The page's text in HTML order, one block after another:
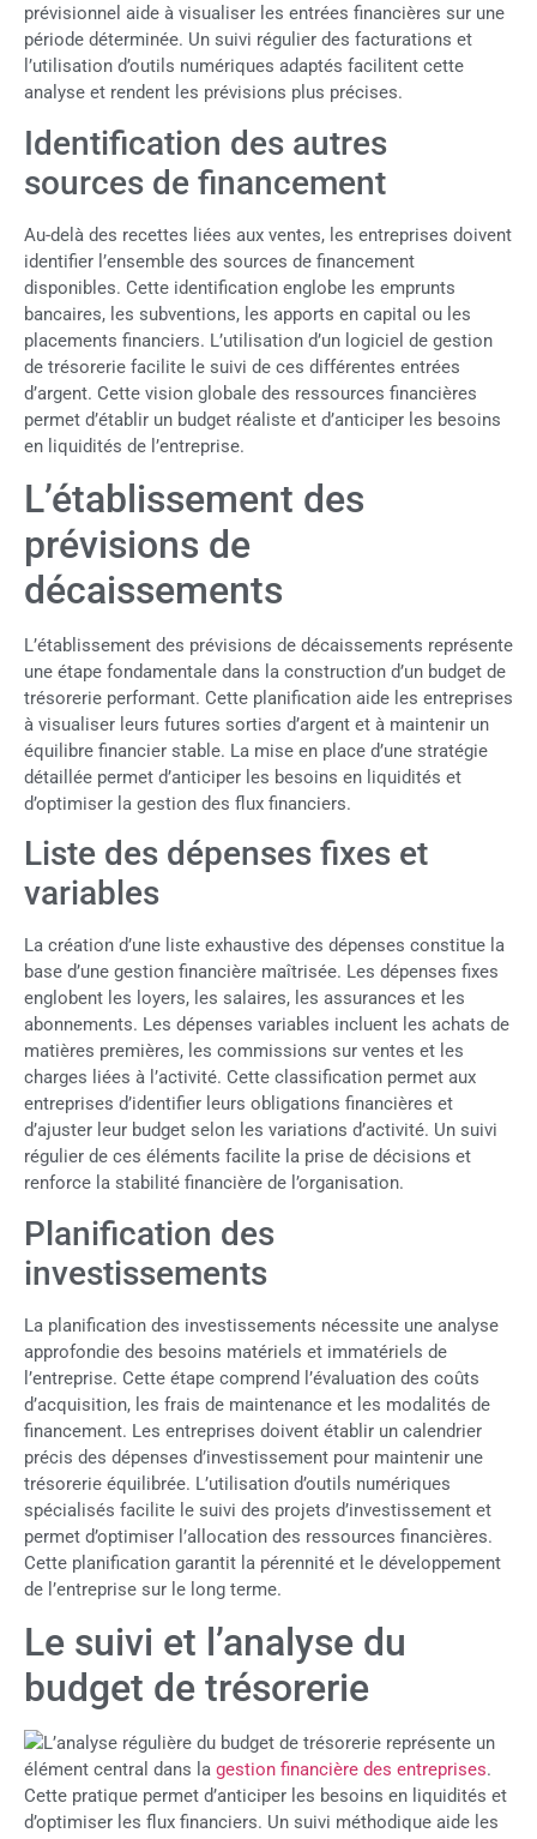
prévisionnel aide à visualiser les entrées financières sur une
période déterminée. Un suivi régulier des facturations et
l’utilisation d’outils numériques adaptés facilitent cette
analyse et rendent les prévisions plus précises.
Identification des autres
sources de financement
Au-delà des recettes liées aux ventes, les entreprises doivent
identifier l’ensemble des sources de financement
disponibles. Cette identification englobe les emprunts
bancaires, les subventions, les apports en capital ou les
placements financiers. L’utilisation d’un logiciel de gestion
de trésorerie facilite le suivi de ces différentes entrées
d’argent. Cette vision globale des ressources financières
permet d’établir un budget réaliste et d’anticiper les besoins
en liquidités de l’entreprise.
L’établissement des
prévisions de
décaissements
L’établissement des prévisions de décaissements représente
une étape fondamentale dans la construction d’un budget de
trésorerie performant. Cette planification aide les entreprises
à visualiser leurs futures sorties d’argent et à maintenir un
équilibre financier stable. La mise en place d’une stratégie
détaillée permet d’anticiper les besoins en liquidités et
d’optimiser la gestion des flux financiers.
Liste des dépenses fixes et
variables
La création d’une liste exhaustive des dépenses constitue la
base d’une gestion financière maîtrisée. Les dépenses fixes
englobent les loyers, les salaires, les assurances et les
abonnements. Les dépenses variables incluent les achats de
matières premières, les commissions sur ventes et les
charges liées à l’activité. Cette classification permet aux
entreprises d’identifier leurs obligations financières et
d’ajuster leur budget selon les variations d’activité. Un suivi
régulier de ces éléments facilite la prise de décisions et
renforce la stabilité financière de l’organisation.
Planification des
investissements
La planification des investissements nécessite une analyse
approfondie des besoins matériels et immatériels de
l’entreprise. Cette étape comprend l’évaluation des coûts
d’acquisition, les frais de maintenance et les modalités de
financement. Les entreprises doivent établir un calendrier
précis des dépenses d’investissement pour maintenir une
trésorerie équilibrée. L’utilisation d’outils numériques
spécialisés facilite le suivi des projets d’investissement et
permet d’optimiser l’allocation des ressources financières.
Cette planification garantit la pérennité et le développement
de l’entreprise sur le long terme.
Le suivi et l’analyse du
budget de trésorerie
L’analyse régulière du budget de trésorerie représente un
élément central dans la gestion financière des entreprises.
Cette pratique permet d’anticiper les besoins en liquidités et
d’optimiser les flux financiers. Un suivi méthodique aide les